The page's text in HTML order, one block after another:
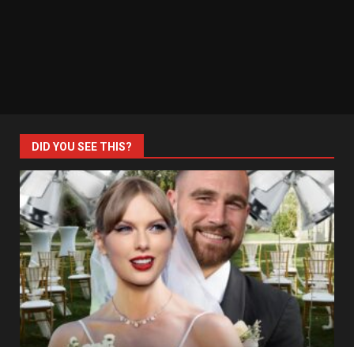
DID YOU SEE THIS?